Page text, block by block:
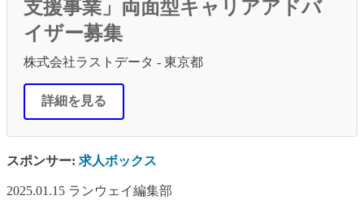
支援事業」両面型キャリアアドバ
イザー募集
株式会社ラストデータ - 東京都
詳細を見る
スポンサー: 求人ボックス
2025.01.15 ランウェイ編集部